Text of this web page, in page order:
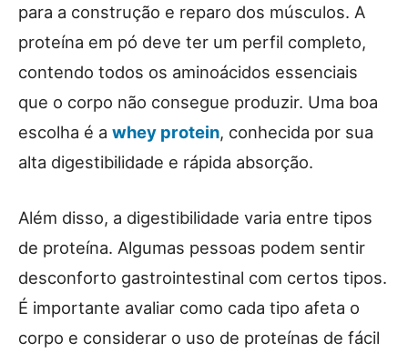
para a construção e reparo dos músculos. A
proteína em pó deve ter um perfil completo,
contendo todos os aminoácidos essenciais
que o corpo não consegue produzir. Uma boa
escolha é a whey protein, conhecida por sua
alta digestibilidade e rápida absorção.
Além disso, a digestibilidade varia entre tipos
de proteína. Algumas pessoas podem sentir
desconforto gastrointestinal com certos tipos.
É importante avaliar como cada tipo afeta o
corpo e considerar o uso de proteínas de fácil